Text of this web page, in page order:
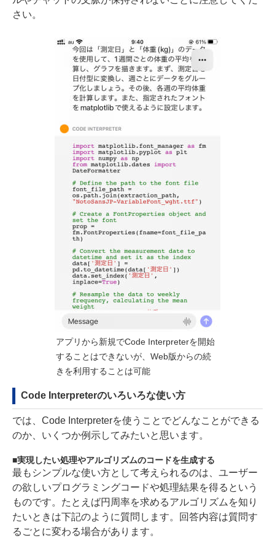
さい。
アプリから新規でCode Interpreterを開始
することはできないが、Web版からの続
きを利用することは可能
Code Interpreterのいろいろな使い方
では、Code Interpreterを使うことでどんなことができる
のか、いくつか例示してみたいと思います。
実現したい処理やアルゴリズムのコードを生成する
最もシンプルな使い方として考えられるのは、ユーザー
の欲しいプログラミングコードや処理結果を得るという
ものです。たとえば円周率を求めるアルゴリズムを知り
たいときは下記のように質問します。回答内容は質問す
るごとに変わる場合があります。